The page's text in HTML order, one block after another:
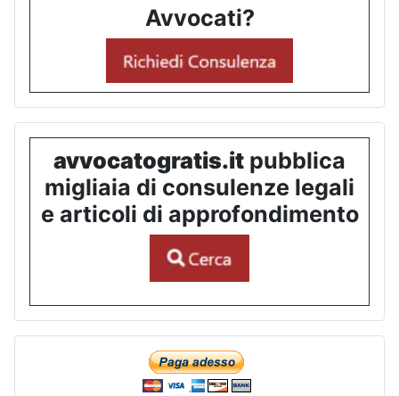
Avvocati?
avvocatogratis.it pubblica
migliaia di consulenze legali
e articoli di approfondimento